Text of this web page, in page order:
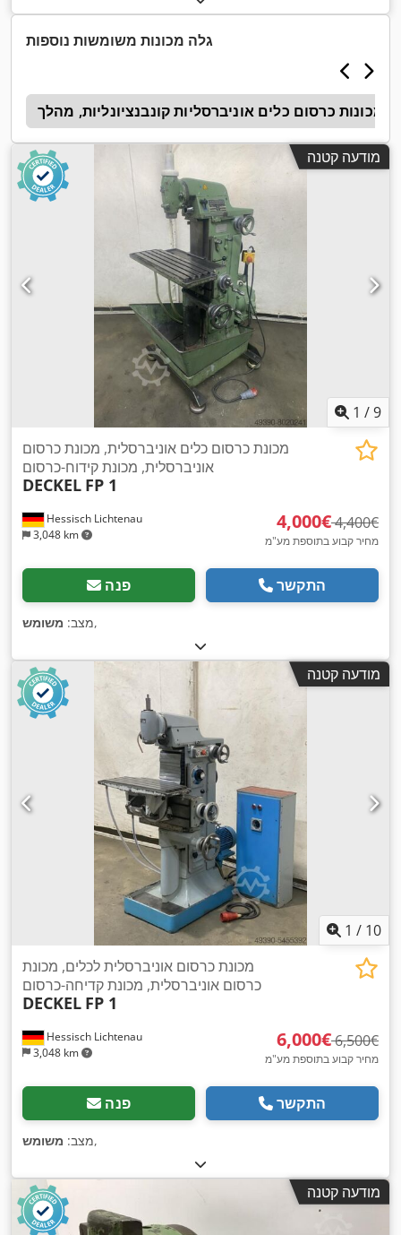
גלה מכונות משומשות נוספות
מודעה קטנה
1 /9
Hessisch Lichtenau
3,048 km
מכונת כרסום כלים אוניברסלית, מכונת כרסום
אוניברסלית, מכונת קידוח-כרסום
DECKEL FP 1
‏4,000 ‏€ ‏4,400 ‏€
מחיר קבוע בתוספת מע"מ
פנה התקשר
מצב: משומש ,
מודעה קטנה
1 / 10
Hessisch Lichtenau
3,048 km
מכונת כרסום אוניברסלית לכלים, מכונת
כרסום אוניברסלית, מכונת קדיחה-כרסום
DECKEL FP 1
‏6,000 ‏€ ‏6,500 ‏€
מחיר קבוע בתוספת מע"מ
פנה התקשר
מצב: משומש ,
מודעה קטנה